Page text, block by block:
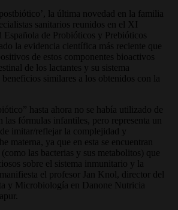
la última novedad en la familia
sanitarios reunidos en el XI
Española de Probióticos y Prebióticos
la evidencia científica más reciente que
de estos componentes bioactivos
de los lactantes y su sistema
beneficios similares a los obtenidos con la
hasta ahora no se había utilizado de
las fórmulas infantiles, pero representa un
imitar/reflejar la complejidad y
materna, ya que en esta se encuentran
las bacterias y sus metabolitos) que
sobre el sistema inmunitario y la
el profesor Jan Knol, director del
y Microbiología en Danone Nutricia